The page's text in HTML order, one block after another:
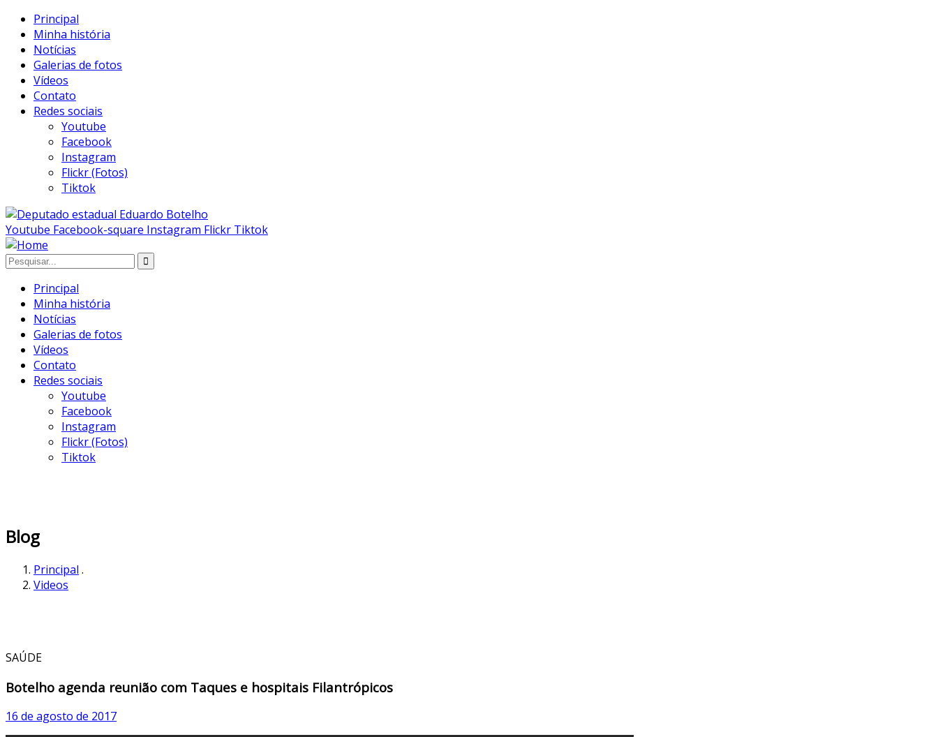
Principal
Minha história
Notícias
Galerias de fotos
Vídeos
Contato
Redes sociais
Youtube
Facebook
Instagram
Flickr (Fotos)
Tiktok
Youtube Facebook-square Instagram Flickr Tiktok
Principal
Minha história
Notícias
Galerias de fotos
Vídeos
Contato
Redes sociais
Youtube
Facebook
Instagram
Flickr (Fotos)
Tiktok
Blog
Principal .
Videos
SAÚDE
Botelho agenda reunião com Taques e hospitais Filantrópicos
16 de agosto de 2017